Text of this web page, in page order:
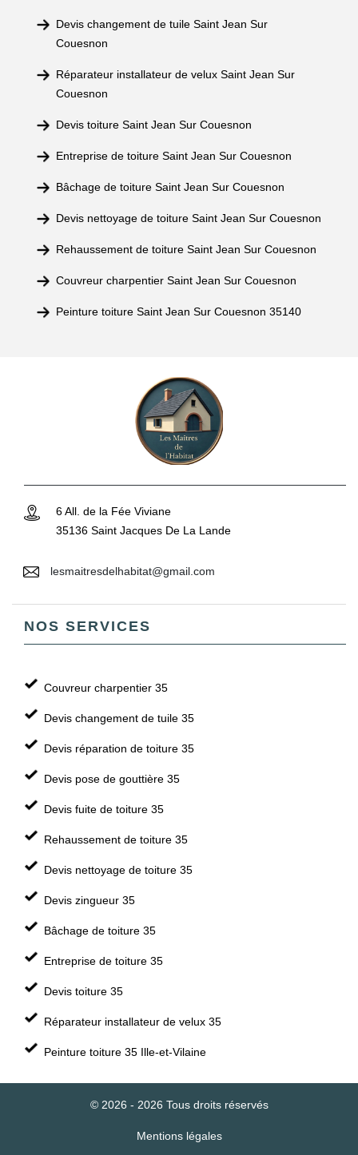
Devis changement de tuile Saint Jean Sur
Couesnon
Réparateur installateur de velux Saint Jean Sur
Couesnon
Devis toiture Saint Jean Sur Couesnon
Entreprise de toiture Saint Jean Sur Couesnon
Bâchage de toiture Saint Jean Sur Couesnon
Devis nettoyage de toiture Saint Jean Sur Couesnon
Rehaussement de toiture Saint Jean Sur Couesnon
Couvreur charpentier Saint Jean Sur Couesnon
Peinture toiture Saint Jean Sur Couesnon 35140
6 All. de la Fée Viviane
35136 Saint Jacques De La Lande
lesmaitresdelhabitat@gmail.com
NOS SERVICES
Couvreur charpentier 35
Devis changement de tuile 35
Devis réparation de toiture 35
Devis pose de gouttière 35
Devis fuite de toiture 35
Rehaussement de toiture 35
Devis nettoyage de toiture 35
Devis zingueur 35
Bâchage de toiture 35
Entreprise de toiture 35
Devis toiture 35
Réparateur installateur de velux 35
Peinture toiture 35 Ille-et-Vilaine
© 2026 - 2026 Tous droits réservés
Mentions légales